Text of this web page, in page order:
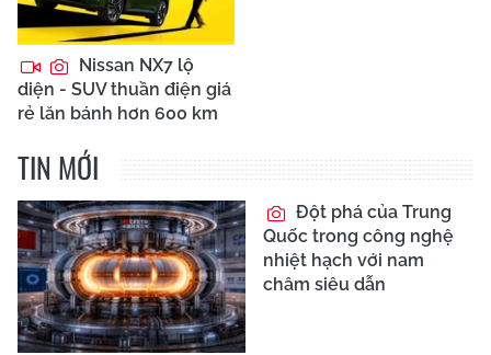
Nissan NX7 lộ
diện - SUV thuần điện giá
rẻ lăn bánh hơn 600 km
TIN MỚI
Đột phá của Trung
Quốc trong công nghệ
nhiệt hạch với nam
châm siêu dẫn